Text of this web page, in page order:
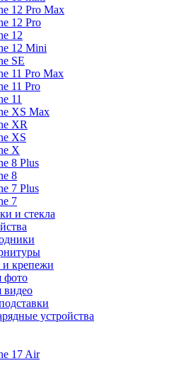
12 Pro Max
12 Pro
12
12 Mini
SE
11 Pro Max
11 Pro
11
XS Max
XR
XS
X
8 Plus
8
7 Plus
7
и стекла
и крепежи
фото
видео
устройства
17 Air